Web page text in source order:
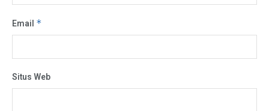
Email *
Situs Web